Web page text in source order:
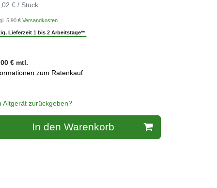
€ / Stück
5,90 € Versandkosten
Lieferzeit 1 bis 2 Arbeitstage**
€ mtl.
zum Ratenkauf
Altgerät zurückgeben?
In den Warenkorb